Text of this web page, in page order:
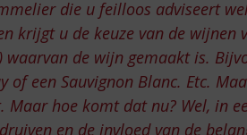
die u feilloos adviseert
krijgt u de keuze van de wijnen
de wijn gemaakt is.
of een Sauvignon Blanc. Etc.
Maar hoe komt dat nu? Wel, in
en de invloed van de